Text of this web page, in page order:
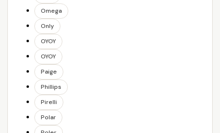
Omega
Only
OYOY
OYOY
Paige
Phillips
Pirelli
Polar